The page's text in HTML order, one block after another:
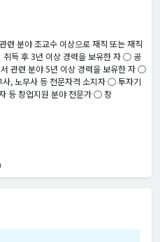
련 분야 조교수 이상으로 재직 또는 재직
득 후 3년 이상 경력을 보유한 자 ○ 공
관련 분야 5년 이상 경력을 보유한 자 ○
사, 노무사 등 전문자격 소지자 ○ 투자기
등 창업지원 분야 전문가 ○ 창